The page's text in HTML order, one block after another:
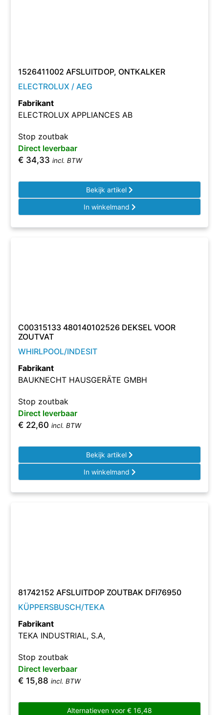
1526411002 AFSLUITDOP, ONTKALKER
ELECTROLUX / AEG
Fabrikant
ELECTROLUX APPLIANCES AB
Stop zoutbak
Direct leverbaar
€ 34,33 incl. BTW
Bekijk artikel
In winkelmand
C00315133 480140102526 DEKSEL VOOR
ZOUTVAT
WHIRLPOOL/INDESIT
Fabrikant
BAUKNECHT HAUSGERÄTE GMBH
Stop zoutbak
Direct leverbaar
€ 22,60 incl. BTW
Bekijk artikel
In winkelmand
81742152 AFSLUITDOP ZOUTBAK DFI76950
KÜPPERSBUSCH/TEKA
Fabrikant
TEKA INDUSTRIAL, S.A,
Stop zoutbak
Direct leverbaar
€ 15,88 incl. BTW
Alternatieven voor € 16,48